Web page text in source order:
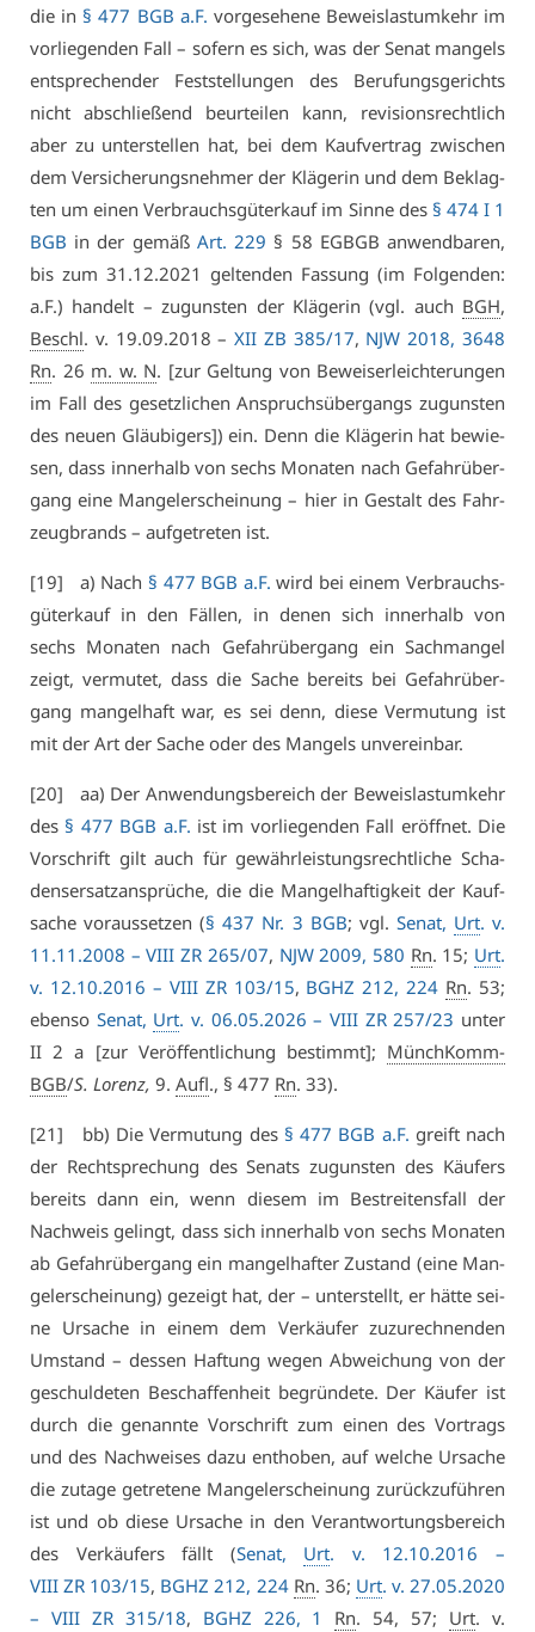
die in § 477 BGB a.F. vor­ge­se­he­ne Be­weis­last­um­kehr im
vor­lie­gen­den Fall – so­fern es sich, was der Se­nat man­gels
ent­spre­chen­der Fest­stel­lun­gen des Be­ru­fungs­ge­richts
nicht ab­schlie­ßend be­ur­tei­len kann, re­vi­si­ons­recht­lich
aber zu un­ter­stel­len hat, bei dem Kauf­ver­trag zwi­schen
dem Ver­si­che­rungs­neh­mer der Klä­ge­rin und dem Be­klag­
ten um ei­nen Ver­brauchs­gü­ter­kauf im Sin­ne des § 474 I 1
BGB in der ge­mäß Art. 229 § 58 EGBGB an­wend­ba­ren,
bis zum 31.12.2021 gel­ten­den Fas­sung (im Fol­gen­den:
a.F.) han­delt – zu­guns­ten der Klä­ge­rin (vgl. auch BGH,
Beschl. v. 19.09.2018 –XII ZB 385/17, NJW 2018, 3648
Rn. 26 m. w. N. [zur Gel­tung von Be­wei­ser­leich­te­run­gen
im Fall des ge­setz­li­chen An­spruchs­über­gangs zu­guns­ten
des neu­en Gläu­bi­gers]) ein. Denn die Klä­ge­rin hat be­wie­
sen, dass in­ner­halb von sechs Mo­na­ten nach Ge­fahr­über­
gang ei­ne Man­gel­er­schei­nung – hier in Ge­stalt des Fahr­
zeug­brands – auf­ge­tre­ten ist.
[19] a) Nach § 477 BGB a.F. wird bei ei­nem Ver­brauchs­
gü­ter­kauf in den Fäl­len, in de­nen sich in­ner­halb von
sechs Mo­na­ten nach Ge­fahr­über­gang ein Sach­man­gel
zeigt, ver­mu­tet, dass die Sa­che be­reits bei Ge­fahr­über­
gang man­gel­haft war, es sei denn, die­se Ver­mu­tung ist
mit der Art der Sa­che oder des Man­gels un­ver­ein­bar.
[20] aa) Der An­wen­dungs­be­reich der Be­weis­last­um­kehr
des § 477 BGB a.F. ist im vor­lie­gen­den Fall er­öff­net. Die
Vor­schrift gilt auch für ge­währ­leis­tungs­recht­li­che Scha­
dens­er­satz­an­sprü­che, die die Man­gel­haf­tig­keit der Kauf­
sa­che vor­aus­set­zen (§ 437 Nr. 3 BGB; vgl. Se­nat, Urt. v.
11.11.2008 –VI­II ZR 265/07, NJW 2009, 580 Rn. 15; Urt.
v. 12.10.2016 – VI­II ZR 103/15, BGHZ 212, 224 Rn. 53;
eben­so Se­nat, Urt. v. 06.05.2026 –VI­II ZR 257/23 un­ter
II 2 a [zur Ver­öf­fent­li­chung be­stimmt]; MünchKomm-
BGB/​S. Lo­renz, 9. Aufl., § 477 Rn. 33).
[21] bb) Die Ver­mu­tung des § 477 BGB a.F. greift nach
der Recht­spre­chung des Se­nats zu­guns­ten des Käu­fers
be­reits dann ein, wenn die­sem im Be­strei­tens­fall der
Nach­weis ge­lingt, dass sich in­ner­halb von sechs Mo­na­ten
ab Ge­fahr­über­gang ein man­gel­haf­ter Zu­stand (ei­ne Man­
gel­er­schei­nung) ge­zeigt hat, der – un­ter­stellt, er hät­te sei­
ne Ur­sa­che in ei­nem dem Ver­käu­fer zu­zu­rech­nen­den
Um­stand – des­sen Haf­tung we­gen Ab­wei­chung von der
ge­schul­de­ten Be­schaf­fen­heit be­grün­de­te. Der Käu­fer ist
durch die ge­nann­te Vor­schrift zum ei­nen des Vor­trags
und des Nach­wei­ses da­zu ent­ho­ben, auf wel­che Ur­sa­che
die zu­ta­ge ge­tre­te­ne Man­gel­er­schei­nung zu­rück­zu­füh­ren
ist und ob die­se Ur­sa­che in den Ver­ant­wor­tungs­be­reich
des Ver­käu­fers fällt (Se­nat, Urt. v. 12.10.2016 –
VI­II ZR 103/15, BGHZ 212, 224 Rn. 36; Urt. v. 27.05.2020
– VI­II ZR 315/18, BGHZ 226, 1 Rn. 54, 57; Urt. v.